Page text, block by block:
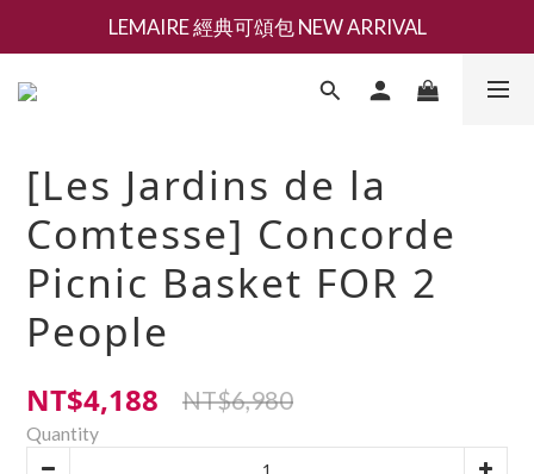
新會員募集現領抵用千元購物金
LEMAIRE 經典可頌包 NEW ARRIVAL
香氛 / 家居 / 餐廚 [ 全館折上兩件9折，三件享85折 】
[Les Jardins de la
Comtesse] Concorde
Picnic Basket FOR 2
People
NT$4,188 NT$6,980
Quantity